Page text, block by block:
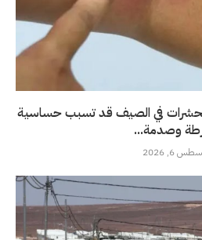
في الصيف قد تسبب حساسية
وصدمة...
6, 2026